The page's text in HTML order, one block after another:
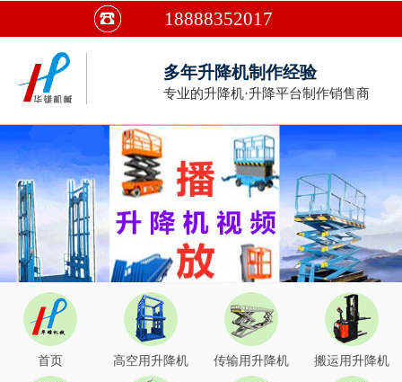
18888352017
多年升降机制作经验
专业的升降机·升降平台制作销售商
首页 高空用升降机 传输用升降机 搬运用升降机